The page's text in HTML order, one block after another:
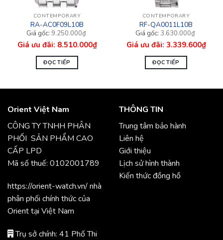
CONTEMPORARY
RA-AC0F09L10B
9.250.000₫
gốc
là: 8.510.000₫
hiện
tại
8.510.000₫.ĐỌC TIẾP
CONTEMPORARY
RF-QA0011L10B
3.630.000₫
gốc
là: 3.339.600₫
hiện
tại
3.339.600₫.ĐỌC TIẾP
Orient Việt Nam
CÔNG TY TNHH PHÂN
PHỐI SẢN PHẨM CAO
CẤP LPD
Mã số thuế: 0102001789
https://orient-watch.vn/ nhà
phân phối chính thức của
Orient tại Việt Nam
Trụ sở chính: 41 Phố Thi
THÔNG TIN
Trung tâm bảo hành
Liên hệ
Giới thiệu
Lịch sử hình thành
Kiến thức đồng hồ